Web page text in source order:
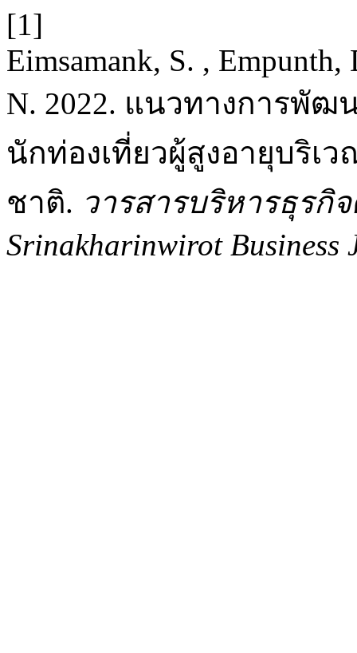
[1]
Eimsamank, S. , Empunth,
N. 2022. แนวทางการพั
นักท่องเที่ยวผู้สูงอายุบริเ
ชาติ. วารสารบริหารธุร
Srinakharinwirot Business